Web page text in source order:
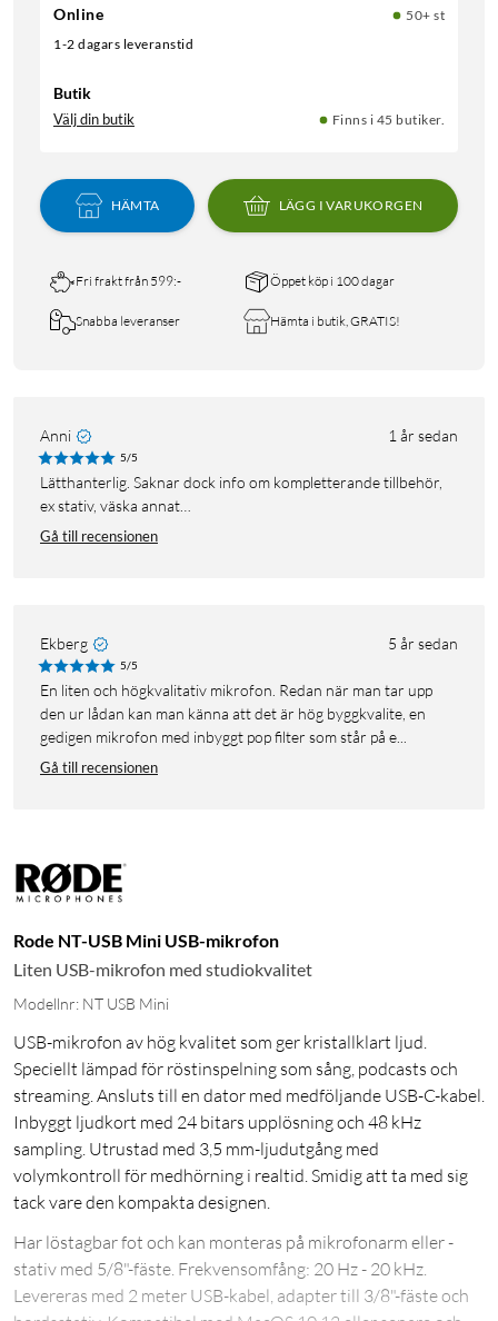
Online
50+ st
1-2 dagars leveranstid
Butik
Välj din butik Finns i 45 butiker.
HÄMTA LÄGG I VARUKORGEN
Fri frakt från 599:- Öppet köp i 100 dagar
Snabba leveranser Hämta i butik, GRATIS!
Anni 1 år sedan
5/5
Lätthanterlig. Saknar dock info om kompletterande tillbehör,
ex stativ, väska annat…
Gå till recensionen
Ekberg 5 år sedan
5/5
En liten och högkvalitativ mikrofon. Redan när man tar upp
den ur lådan kan man känna att det är hög byggkvalite, en
gedigen mikrofon med inbyggt pop filter som står på e...
Gå till recensionen
Rode NT-USB Mini USB-mikrofon
Liten USB-mikrofon med studiokvalitet
Modellnr: NT USB Mini
USB-mikrofon av hög kvalitet som ger kristallklart ljud.
Speciellt lämpad för röstinspelning som sång, podcasts och
streaming. Ansluts till en dator med medföljande USB-C-kabel.
Inbyggt ljudkort med 24 bitars upplösning och 48 kHz
sampling. Utrustad med 3,5 mm-ljudutgång med
volymkontroll för medhörning i realtid. Smidig att ta med sig
tack vare den kompakta designen.
Har löstagbar fot och kan monteras på mikrofonarm eller -
stativ med 5/8"-fäste. Frekvensomfång: 20 Hz - 20 kHz.
Levereras med 2 meter USB-kabel, adapter till 3/8"-fäste och